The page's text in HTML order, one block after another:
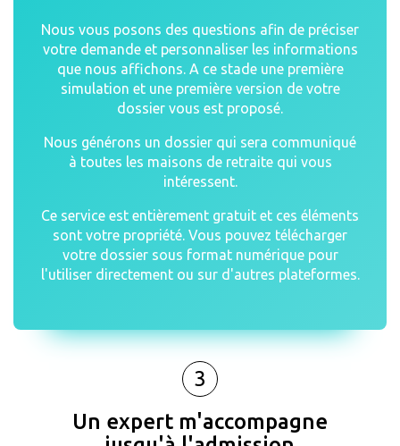
Nous vous posons des questions afin de préciser
votre demande et personnaliser les informations
que nous affichons. A ce stade une première
simulation et une première version de votre
dossier vous est proposé.
Nous générons un dossier qui sera communiqué
à toutes les maisons de retraite qui vous
intéressent.
Ce service est entièrement gratuit et ces éléments
sont votre propriété. Vous pouvez télécharger
votre dossier sous format numérique pour
l'utiliser directement ou sur d'autres plateformes.
3
Un expert m'accompagne